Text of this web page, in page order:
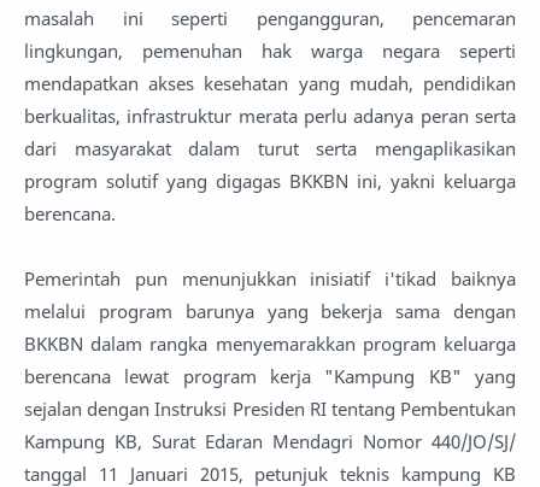
masalah ini seperti pengangguran, pencemaran
lingkungan, pemenuhan hak warga negara seperti
mendapatkan akses kesehatan yang mudah, pendidikan
berkualitas, infrastruktur merata perlu adanya peran serta
dari masyarakat dalam turut serta mengaplikasikan
program solutif yang digagas BKKBN ini, yakni keluarga
berencana.
Pemerintah pun menunjukkan inisiatif i'tikad baiknya
melalui program barunya yang bekerja sama dengan
BKKBN dalam rangka menyemarakkan program keluarga
berencana lewat program kerja "Kampung KB" yang
sejalan dengan Instruksi Presiden RI tentang Pembentukan
Kampung KB, Surat Edaran Mendagri Nomor 440/JO/SJ/
tanggal 11 Januari 2015, petunjuk teknis kampung KB